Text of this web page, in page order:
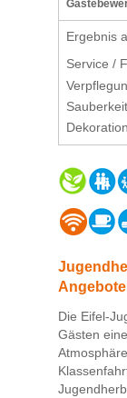
Ergebnis
Service /
Sauberkeit
Die Eifel-
Gästen